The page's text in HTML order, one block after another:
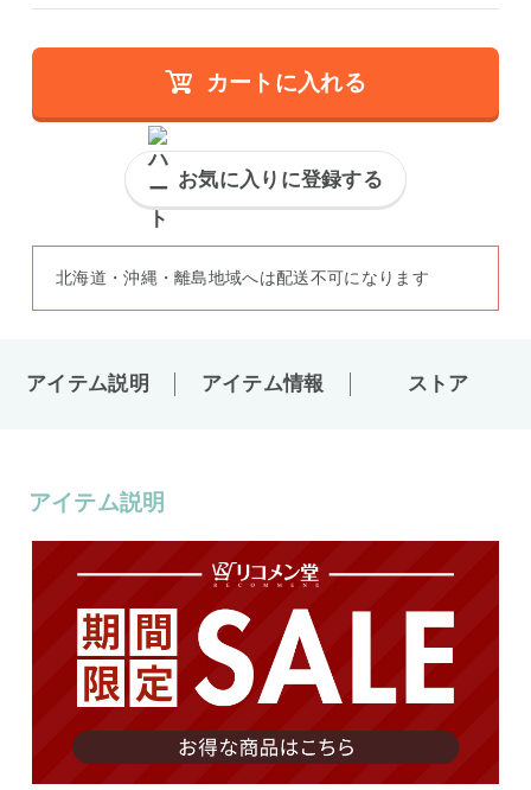
カートに入れる
お気に入りに登録する
北海道・沖縄・離島地域へは配送不可になります
アイテム説明 アイテム情報 ストア
アイテム説明